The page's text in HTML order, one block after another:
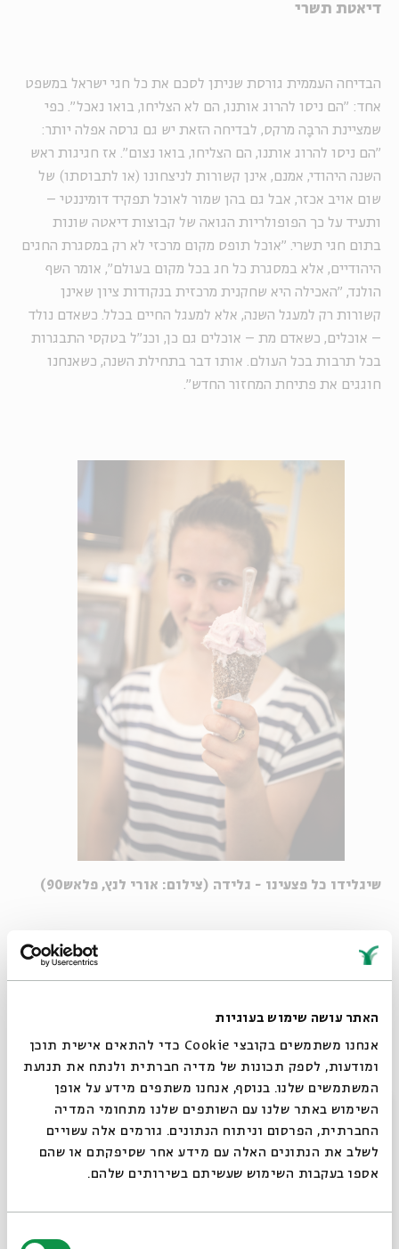
האתר עושה שימוש בעוגיות
אנחנו משתמשים בקובצי Cookie כדי להתאים אישית תוכן
ומודעות, לספק תכונות של מדיה חברתית ולנתח את תנועת
המשתמשים שלנו. בנוסף, אנחנו משתפים מידע על אופן
השימוש באתר שלנו עם השותפים שלנו מתחומי המדיה
החברתית, הפרסום וניתוח הנתונים. גורמים אלה עשויים
לשלב את הנתונים האלה עם מידע אחר שסיפקתם או שהם
אספו בעקבות השימוש שעשיתם בשירותים שלהם.
דיאטת תשרי
הבדיחה העממית גורסת שניתן לסכם את כל חגי ישראל במשפט
אחד: "הם ניסו להרוג אותנו, הם לא הצליחו, בואו נאכל". כפי
שמציינת הרבָּה מרקס, לבדיחה הזאת יש גם גרסה אפלה יותר:
"הם ניסו להרוג אותנו, הם הצליחו, בואו נצום". אז חגיגות ראש
השנה היהודי, אמנם, אינן קשורות לניצחונו (או לתבוסתו) של
שום אויב אכזר, אבל גם בהן שמור לאוכל תפקיד דומיננטי –
ותעיד על כך הפופולריות הגואה של קבוצות דיאטה שונות
בתום חגי תשרי. "אוכל תופס מקום מרכזי לא רק במסגרת החגים
היהודיים, אלא במסגרת כל חג בכל מקום בעולם", אומר השף
הולנד, "האכילה היא שחקנית מרכזית בנקודות ציון שאינן
קשורות רק למעגל השנה, אלא למעגל החיים בכלל. כשאדם נולד
– אוכלים, כשאדם מת – אוכלים גם כן, וכנ"ל בטקסי התבגרות
בכל תרבות בכל העולם. אותו דבר בתחילת השנה, כשאנחנו
חוגגים את פתיחת המחזור החדש".
שיגלידו כל פצעינו - גלידה (צילום: אורי לנץ, פלאש90)
כך, למשל, נהגו הקֶלטים למסמר לפתחי הבתים שלהם עוגות ומיני
מאפים כסימן למזל; במדינות הבלקן מכניסים לתנור עוגות
לסועד שבחלקו תיפול הפרוסה עם המטבע; במסגרת חגיגות
ראש השנה הסיני מככבים ברווזים ועופות אחרים על השולחן
המזרח-אסייתי. "אצל הסלאבים יש ביצי יען ועוגת גבינה
מיוחדת, וכמעט לכל מדינה יש מאכלי New year מובהקים משלה,
בהתאם לעונת השנה שבה חל החג", מסביר הולנד, "מדובר בסממן
טבעי כי אוכל הוא משמח, כי הוא מנחם וכי הוא הדבר הראשון
והנגיש ביותר שמלווה כל דבר, כל שינוי".
סגור